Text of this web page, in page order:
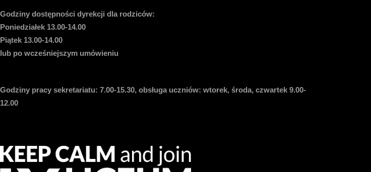
Godziny dostępności dyrekcji dla rodziców:
Poniedziałek 13.00-14.00
Piątek 13.00-14.00
lub po wcześniejszym umówieniu
Godziny pracy sekretariatu: 7.00-15.30, obsługa uczniów: wtorek, środa, czwartek 9.00-
12.00